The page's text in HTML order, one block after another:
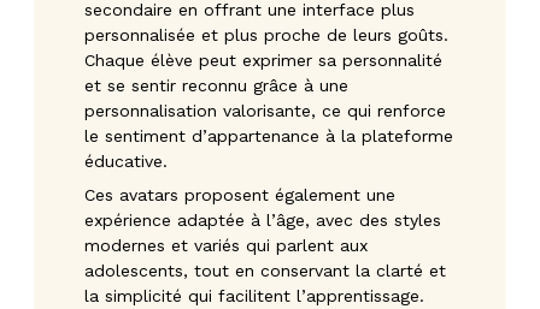
secondaire en offrant une interface plus
personnalisée et plus proche de leurs goûts.
Chaque élève peut exprimer sa personnalité
et se sentir reconnu grâce à une
personnalisation valorisante, ce qui renforce
le sentiment d’appartenance à la plateforme
éducative.
Ces avatars proposent également une
expérience adaptée à l’âge, avec des styles
modernes et variés qui parlent aux
adolescents, tout en conservant la clarté et
la simplicité qui facilitent l’apprentissage.